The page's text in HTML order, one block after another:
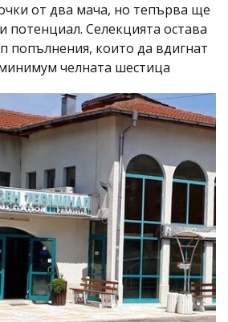
от два мача, но тепърва ще
потенциал. Селекцията остава
попълнения, които да вдигнат
челната шестица